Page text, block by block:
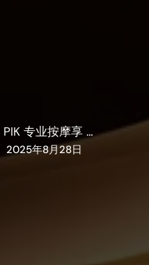
欢乐时光特惠： PIK 专业按摩享 …
2025年8月28日